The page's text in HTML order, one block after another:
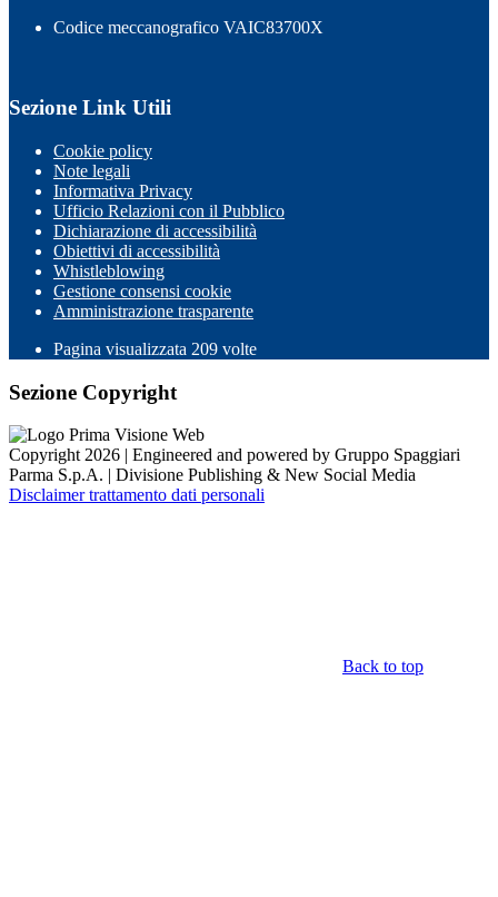
Codice meccanografico VAIC83700X
Sezione Link Utili
Cookie policy
Note legali
Informativa Privacy
Ufficio Relazioni con il Pubblico
Dichiarazione di accessibilità
Obiettivi di accessibilità
Whistleblowing
Gestione consensi cookie
Amministrazione trasparente
Pagina visualizzata 209 volte
Sezione Copyright
Copyright 2026 | Engineered and powered by Gruppo Spaggiari
Parma S.p.A. | Divisione Publishing & New Social Media
Disclaimer trattamento dati personali
Back to top